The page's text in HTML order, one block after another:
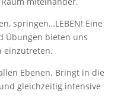
springen…LEBEN! Eine
Übungen bieten uns
einzutreten.
Ebenen. Bringt in die
gleichzeitig intensive